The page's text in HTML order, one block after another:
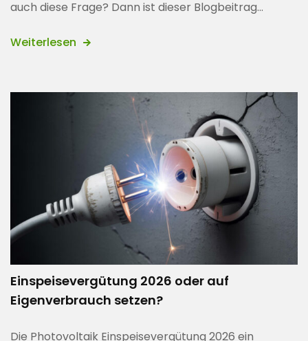
auch diese Frage? Dann ist dieser Blogbeitrag...
Weiterlesen
Einspeisevergütung 2026 oder auf
Eigenverbrauch setzen?
Die Photovoltaik Einspeisevergütung 2026 ein